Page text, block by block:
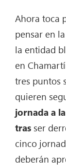
Ahora toca
pensar en
la entidad
en
tres puntos
quieren
jornada a
tras ser
cinco
deberán